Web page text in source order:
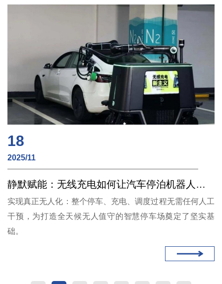
18
2025/11
静默赋能：无线充电如何让汽车停泊机器人实现“无感”调度
实现真正无人化：整个停车、充电、调度过程无需任何人工
干预，为打造全天候无人值守的智慧停车场奠定了坚实基
础。